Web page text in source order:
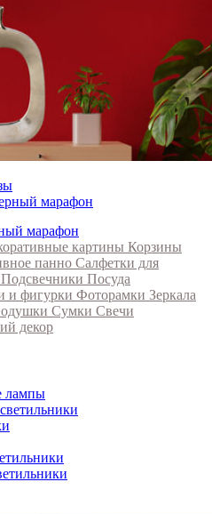
марафон
картины Корзины
панно Салфетки для
Подсвечники Посуда
и фигурки Фоторамки Зеркала
Сумки Свечи
декор
лампы